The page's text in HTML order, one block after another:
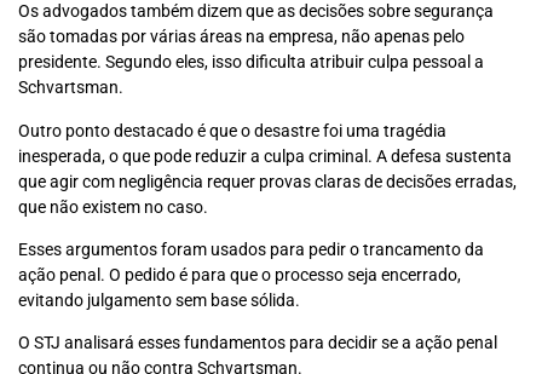
Os advogados também dizem que as decisões sobre segurança
são tomadas por várias áreas na empresa, não apenas pelo
presidente. Segundo eles, isso dificulta atribuir culpa pessoal a
Schvartsman.
Outro ponto destacado é que o desastre foi uma tragédia
inesperada, o que pode reduzir a culpa criminal. A defesa sustenta
que agir com negligência requer provas claras de decisões erradas,
que não existem no caso.
Esses argumentos foram usados para pedir o trancamento da
ação penal. O pedido é para que o processo seja encerrado,
evitando julgamento sem base sólida.
O STJ analisará esses fundamentos para decidir se a ação penal
continua ou não contra Schvartsman.